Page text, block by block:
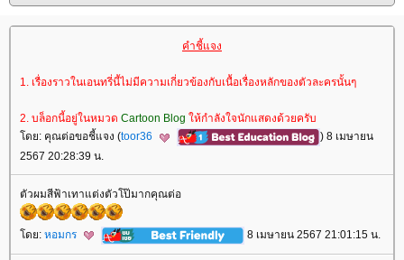
คำชี้แจง
1. เรื่องราวในเอนทรี่นี้ไม่มีความเกี่ยวข้องกับเนื้อเรื่องหลักของตัวละครนั้นๆ
2. บล็อกนี้อยู่ในหมวด Cartoon Blog ห้กำลังใจนักแสดงด้วยครับ
ดย: คุณต่อขอชี้แจง (toor36
) 8 เมษายน
2567 20:28:39 น.
ตัวผมสีฟ้าเทาแต่งตัวโป๊มากคุณต่อ
ดย: หอมกร 8 เมษายน 2567 21:01:15 น.